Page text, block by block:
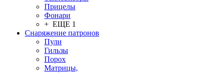
Прицелы
Фонари
+ ЕЩЕ 1
Снаряжение патронов
Пули
Гильзы
Порох
Матрицы,